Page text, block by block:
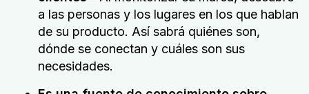
a las personas y los lugares en los que hablan
de su producto. Así sabrá quiénes son,
dónde se conectan y cuáles son sus
necesidades.